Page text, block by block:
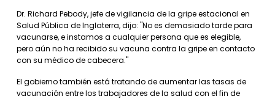
Dr. Richard Pebody, jefe de vigilancia de la gripe estacional en
Salud Pública de Inglaterra, dijo: "No es demasiado tarde para
vacunarse, e instamos a cualquier persona que es elegible,
pero aún no ha recibido su vacuna contra la gripe en contacto
con su médico de cabecera."
El gobierno también está tratando de aumentar las tasas de
vacunación entre los trabajadores de la salud con el fin de